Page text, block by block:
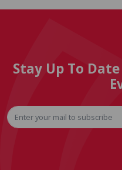
Stay Up To